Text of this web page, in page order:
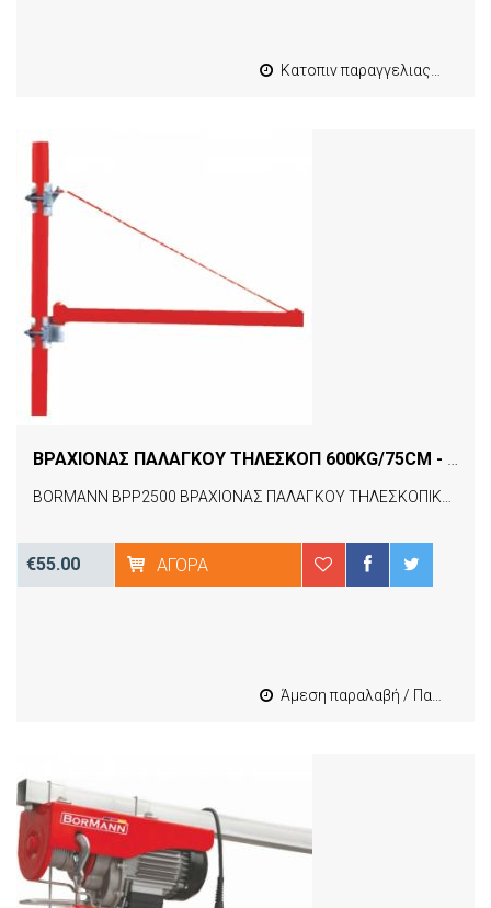
Κατοπιν παραγγελιας από 4 έως 10 εργασιμες
€55.00 ΑΓΟΡΆ
Άμεση παραλαβή / Παράδοση 1-3 εργασιμες